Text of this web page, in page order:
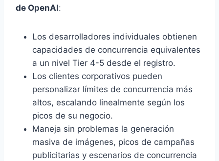
de OpenAI:
Los desarrolladores individuales obtienen
capacidades de concurrencia equivalentes
a un nivel Tier 4-5 desde el registro.
Los clientes corporativos pueden
personalizar límites de concurrencia más
altos, escalando linealmente según los
picos de su negocio.
Maneja sin problemas la generación
masiva de imágenes, picos de campañas
publicitarias y escenarios de concurrencia